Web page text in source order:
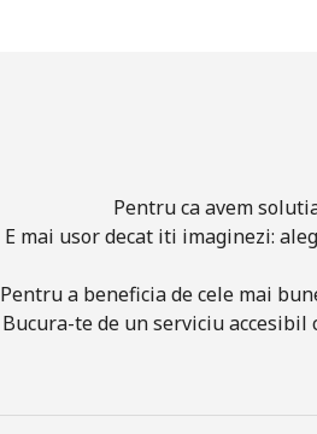
Pentru ca avem
E mai usor decat iti imaginezi:
Pentru a beneficia de cele mai
Bucura-te de un serviciu